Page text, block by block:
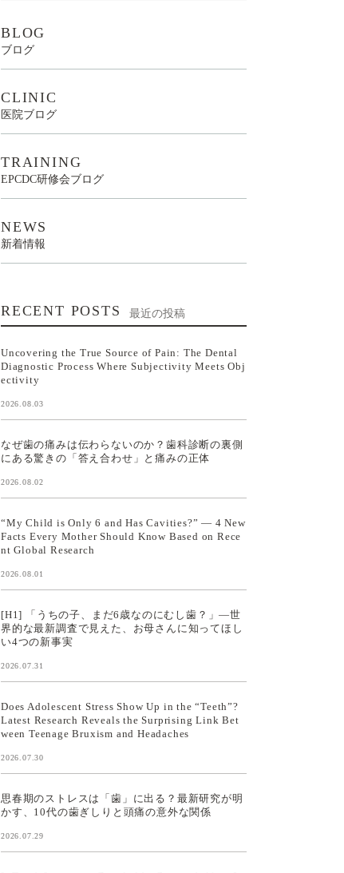
BLOG
ブログ
CLINIC
医院ブログ
TRAINING
EPCDC研修会ブログ
NEWS
新着情報
RECENT POSTS 最近の投稿
Uncovering the True Source of Pain: The Dental
Diagnostic Process Where Subjectivity Meets Obj
ectivity
2026.08.03
なぜ歯の痛みは伝わらないのか？歯科診断の裏側
にある驚きの「答え合わせ」と痛みの正体
2026.08.02
“My Child is Only 6 and Has Cavities?” — 4 New
Facts Every Mother Should Know Based on Rece
nt Global Research
2026.08.01
[H1] 「うちの子、まだ6歳なのにむし歯？」—世
界的な最新調査で見えた、お母さんに知ってほし
い4つの新事実
2026.07.31
Does Adolescent Stress Show Up in the “Teeth”?
Latest Research Reveals the Surprising Link Bet
ween Teenage Bruxism and Headaches
2026.07.30
思春期のストレスは「歯」に出る？最新研究が明
かす、10代の歯ぎしりと頭痛の意外な関係
2026.07.29